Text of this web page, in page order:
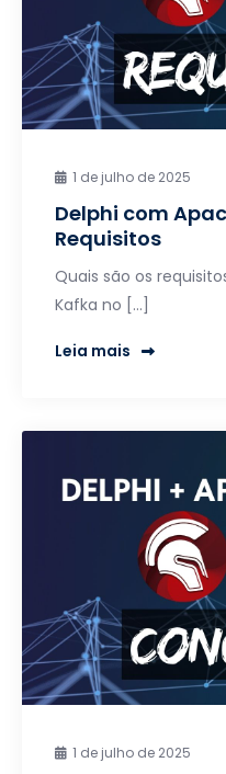
1 de julho de 2025
Delphi com
Requisitos
Quais são os
Kafka no […]
Leia mais
1 de julho de 2025